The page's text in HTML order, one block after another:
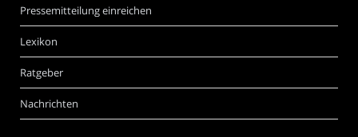
Pressemitteilung einreichen
Lexikon
Ratgeber
Nachrichten